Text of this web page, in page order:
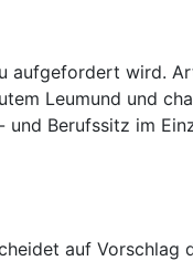
aufgefordert wird.
Leumund und
Berufssitz im
auf